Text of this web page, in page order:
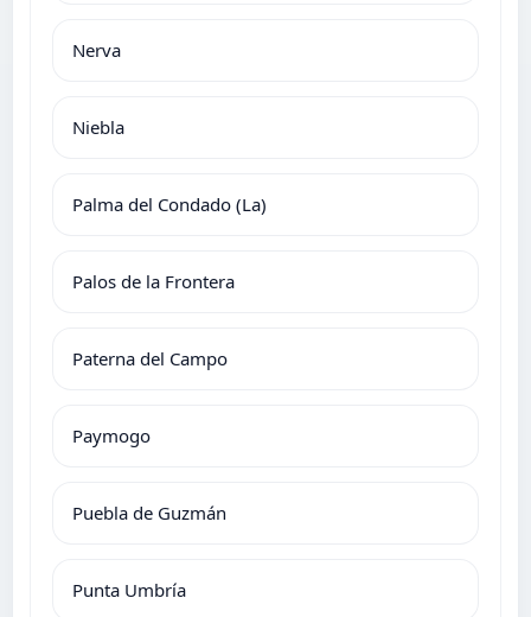
Nerva
Niebla
Palma del Condado (La)
Palos de la Frontera
Paterna del Campo
Paymogo
Puebla de Guzmán
Punta Umbría